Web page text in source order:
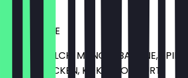
BLUE BESTIE
MANDELMILCH, MANGO, BANANE,
HAFERFLOCKEN, KOKOSJOGHURT